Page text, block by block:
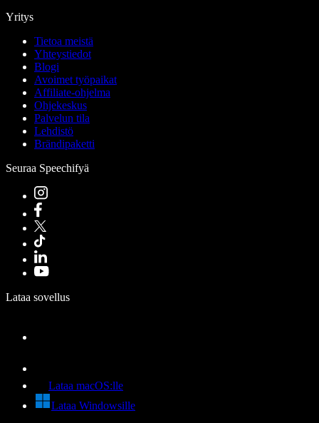
Yritys
Tietoa meistä
Yhteystiedot
Blogi
Avoimet työpaikat
Affiliate-ohjelma
Ohjekeskus
Palvelun tila
Lehdistö
Brändipaketti
Seuraa Speechifyä
Lataa sovellus
Lataa macOS:lle
Lataa Windowsille